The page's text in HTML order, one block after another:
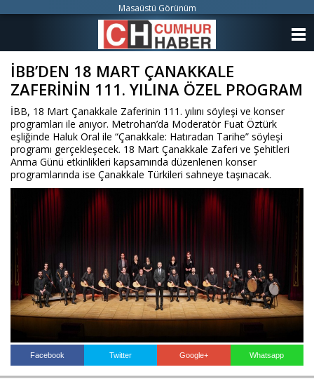
İBB’DEN 18 MART ÇANAKKALE
ZAFERİNİN 111. YILINA ÖZEL PROGRAM
İBB, 18 Mart Çanakkale Zaferinin 111. yılını söyleşi ve konser
programları ile anıyor. Metrohan’da Moderatör Fuat Öztürk
eşliğinde Haluk Oral ile “Çanakkale: Hatıradan Tarihe” söyleşi
programı gerçekleşecek. 18 Mart Çanakkale Zaferi ve Şehitleri
Anma Günü etkinlikleri kapsamında düzenlenen konser
programlarında ise Çanakkale Türkileri sahneye taşınacak.
Facebook Twitter Google+ Whatsapp
Masaüstü Görünüm
KATEGORİLER
ANKETLER
FOTO GALERİ
VİDEO GALERİ
İLETİŞİM
Haberin Doğru Adresi.